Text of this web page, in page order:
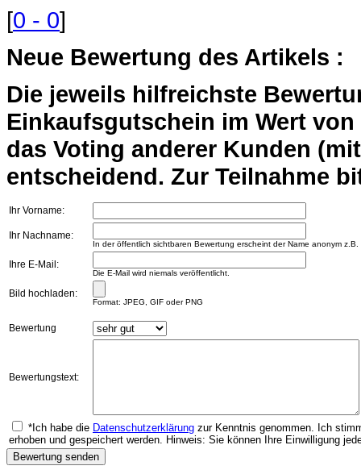
[0 - 0]
Neue Bewertung des Artikels :
Die jeweils hilfreichste
Einkaufsgutschein im Wert
das Voting anderer Kunden
entscheidend. Zur Teilnahme
Ihr Vorname:
Ihr Nachname:
In der öffentlich sichtbaren Bewertung erscheint der Name anonym
Ihre E-Mail:
Die E-Mail wird niemals veröffentlicht.
Bild hochladen:
Format: JPEG, GIF oder PNG
Bewertung
Bewertungstext:
*Ich habe die Datenschutzerklärung zur Kenntnis genommen. Ich
erhoben und gespeichert werden. Hinweis: Sie können Ihre Einwilligung